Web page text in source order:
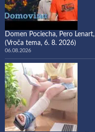
Domen Pociecha, Pero
(Vroča tema, 6. 8. 2026)
06.08.2026